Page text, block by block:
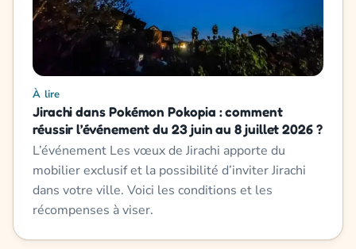
À lire
Jirachi dans Pokémon Pokopia : comment
réussir l’événement du 23 juin au 8 juillet 2026 ?
L’événement Les vœux de Jirachi apporte du
mobilier exclusif et la possibilité d’inviter Jirachi
dans votre ville. Voici les conditions et les
récompenses à viser.